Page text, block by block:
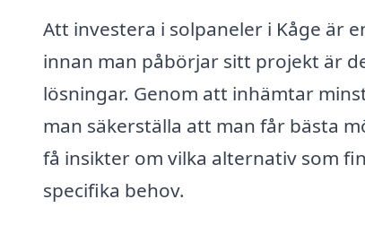
Att investera i solpaneler i Kåge är
innan man påbörjar sitt projekt är
lösningar. Genom att inhämtar
man säkerställa att man får bästa
få insikter om vilka alternativ som
specifika behov.